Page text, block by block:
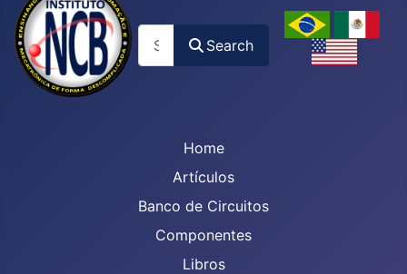
Search
Home
Artículos
Banco de Circuitos
Componentes
Libros